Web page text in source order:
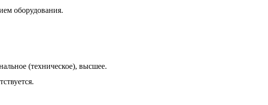
оборудования.
(техническое), высшее.